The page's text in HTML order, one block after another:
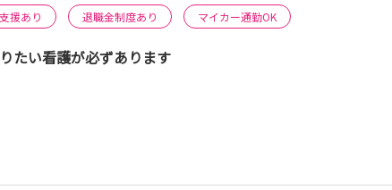
援あり 退職金制度あり マイカー通勤OK
たい看護が必ずあります